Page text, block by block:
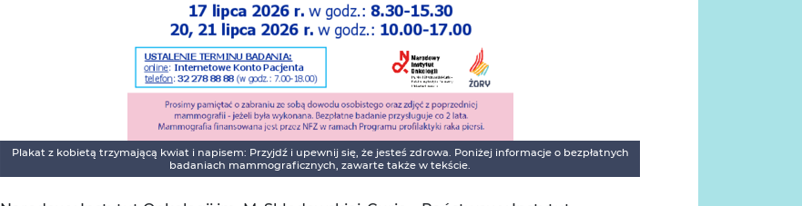
Plakat z kobietą trzymającą kwiat i napisem: Przyjdź i upewnij się, że jesteś zdrowa. Poniżej informacje o bezpłatnych
badaniach mammograficznych, zawarte także w tekście.